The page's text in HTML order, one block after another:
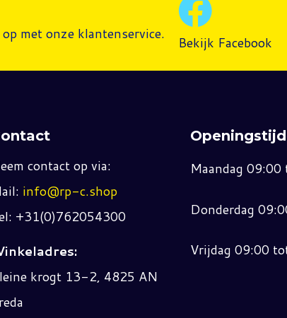
met onze klantenservice. Bekijk Facebook
contact op via:
info@rp-c.shop
+31(0)762054300
krogt 13-2, 4825 AN
Maandag
Donderdag
Vrijdag 09:00